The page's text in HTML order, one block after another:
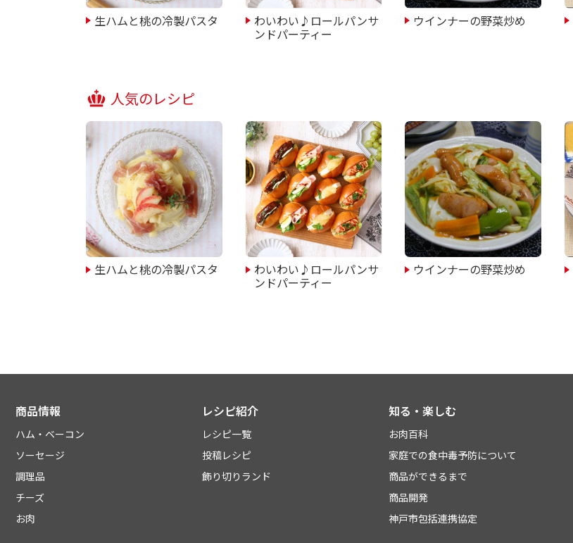
生ハムと桃の冷製パスタ わいわい♪ロールパンサ
ンドパーティー
ウインナーの野菜炒め
人気のレシピ
生ハムと桃の冷製パスタ わいわい♪ロールパンサ
ンドパーティー
ウインナーの野菜炒め
商品情報
ハム・ベーコン
ソーセージ
調理品
チーズ
お肉
レシピ紹介
レシピ一覧
投稿レシピ
飾り切りランド
知る・楽しむ
お肉百科
家庭での食中毒予防について
商品ができるまで
商品開発
神戸市包括連携協定